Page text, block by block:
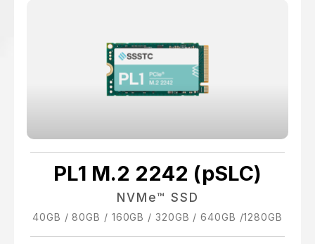
PL1 M.2 2242 (pSLC)
NVMe™ SSD
40GB / 80GB / 160GB / 320GB / 640GB /1280GB